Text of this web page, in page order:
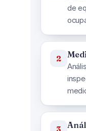
de